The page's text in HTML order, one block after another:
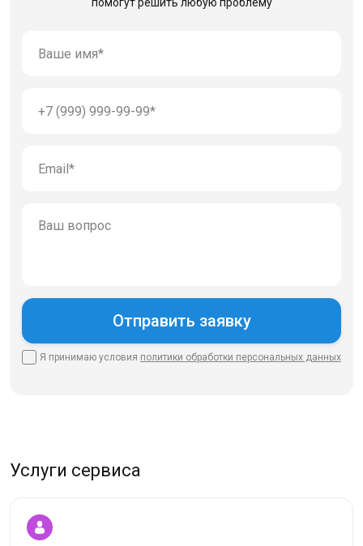
Я принимаю условия политики обработки персональных данных
Услуги сервиса